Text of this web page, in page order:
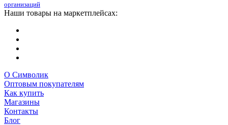
организаций
Наши товары на маркетплейсах:
О Символик
Оптовым покупателям
Как купить
Магазины
Контакты
Блог